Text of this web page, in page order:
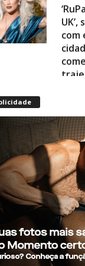
UK’,
com
em
Drag
de